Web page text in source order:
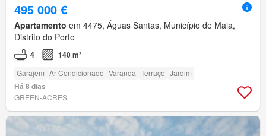
495 000 €
Apartamento em 4475, Águas Santas, Município de Maia,
Distrito do Porto
4 140 m²
Garajem Ar Condicionado Varanda Terraço Jardim
Há 8 dias
GREEN-ACRES